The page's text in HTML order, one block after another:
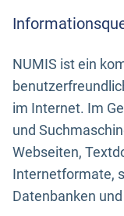
NUMIS ist ein
im Internet. Im
und
Webseiten,
Internetformate,
Datenbanken